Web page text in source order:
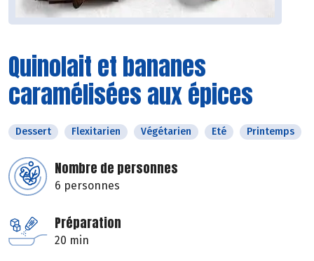
Quinolait et bananes
caramélisées aux épices
Dessert Flexitarien Végétarien Eté Printemps
Nombre de personnes
6 personnes
Préparation
20 min